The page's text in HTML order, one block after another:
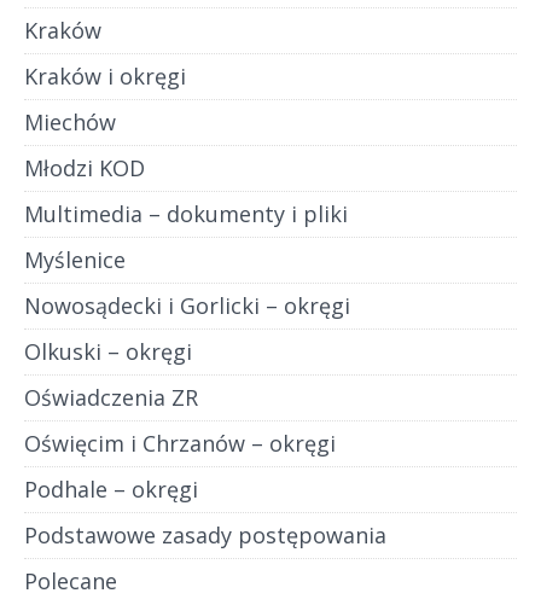
Kraków
Kraków i okręgi
Miechów
Młodzi KOD
Multimedia – dokumenty i pliki
Myślenice
Nowosądecki i Gorlicki – okręgi
Olkuski – okręgi
Oświadczenia ZR
Oświęcim i Chrzanów – okręgi
Podhale – okręgi
Podstawowe zasady postępowania
Polecane